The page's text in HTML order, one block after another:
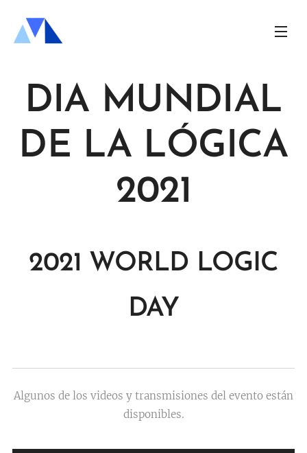
DIA MUNDIAL
DE LA LÓGICA
2021
2021 WORLD LOGIC
DAY
Algunos de los videos y transmisiones del evento están
disponibles.